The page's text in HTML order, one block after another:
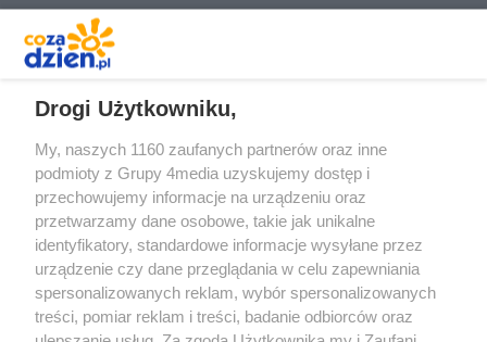
Redakcja Reklama Prywatność
Praca Łódź
the:protocol
Drogi Użytkowniku,
My, naszych 1160 zaufanych partnerów oraz inne
podmioty z Grupy 4media uzyskujemy dostęp i
przechowujemy informacje na urządzeniu oraz
przetwarzamy dane osobowe, takie jak unikalne
identyfikatory, standardowe informacje wysyłane przez
urządzenie czy dane przeglądania w celu zapewniania
spersonalizowanych reklam, wybór spersonalizowanych
treści, pomiar reklam i treści, badanie odbiorców oraz